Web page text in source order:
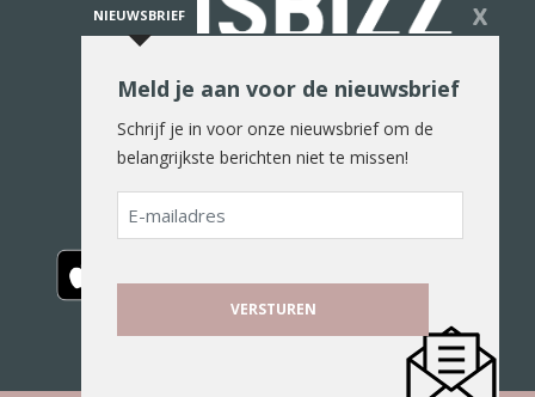
De reiswereld in woord en beeld
NIEUWSBRIEF X
Meld je aan voor de nieuwsbrief
Schrijf je in voor onze nieuwsbrief om de
belangrijkste berichten niet te missen!
E-
mailadres